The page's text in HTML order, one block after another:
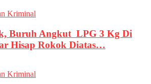
Kriminal
Buruh Angkut LPG 3 Kg Di
Hisap Rokok Diatas…
Kriminal